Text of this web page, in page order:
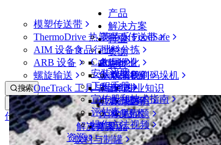
产品
模塑传送带
ThermoDrive 热塑驱动传送带
AIM 设备
ARB 设备
螺旋输送
OneTrack 工具与组件
解决方案
英特乐 FoodSafe
批料分拣
布局优化
从包装机到码垛机
专业知识
服务
技术
解决方案
行业
食品行业
禽肉行业
鱼类和海鲜
果蔬行业
烘焙行业
休闲食品
乳制品
饮料与制罐
资源
CalcLab
安装说明
工程手册
宣传册和技术指南
评估表
操作方法视频
资源
支持
联系我们
保证
政策声明
常见问题
支持
搜索
打开菜单
传送带查找器
传送带查找器